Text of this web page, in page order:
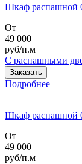
Шкаф распашной
От
49 000
руб/п.м
С распашными
Заказать
Подробнее
Шкаф распашной
От
49 000
руб/п.м